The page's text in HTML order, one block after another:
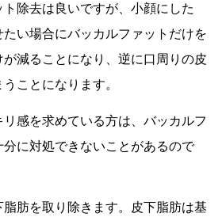
除去は良いですが、小顔にした
い場合にバッカルファットだけを
減ることになり、逆に口周りの皮
ことになります。
感を求めている方は、バッカルフ
分に対処できないことがあるので
肪を取り除きます。皮下脂肪は基